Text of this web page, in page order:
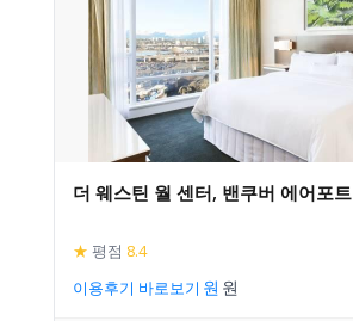
더 웨스틴 월 센터, 밴쿠버 에어포트
★ 평점 8.4
이용후기 바로보기